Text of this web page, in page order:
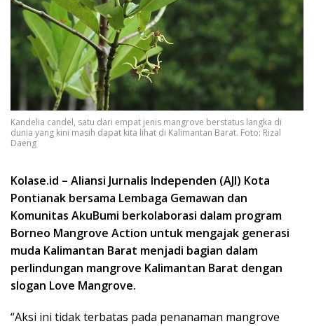
Kandelia candel, satu dari empat jenis mangrove berstatus langka di
dunia yang kini masih dapat kita lihat di Kalimantan Barat. Foto: Rizal
Daeng
Kolase.id – Aliansi Jurnalis Independen (AJI) Kota
Pontianak bersama Lembaga Gemawan dan
Komunitas AkuBumi berkolaborasi dalam program
Borneo Mangrove Action untuk mengajak generasi
muda Kalimantan Barat menjadi bagian dalam
perlindungan mangrove Kalimantan Barat dengan
slogan Love Mangrove.
“Aksi ini tidak terbatas pada penanaman mangrove